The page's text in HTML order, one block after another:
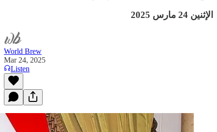
الإثنين 24 مارس 2025
World Brew
Mar 24, 2025
Listen